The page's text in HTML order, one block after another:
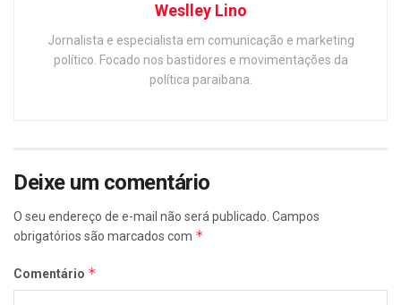
Weslley Lino
Jornalista e especialista em comunicação e marketing
político. Focado nos bastidores e movimentações da
política paraibana.
Deixe um comentário
O seu endereço de e-mail não será publicado. Campos
obrigatórios são marcados com *
Comentário *